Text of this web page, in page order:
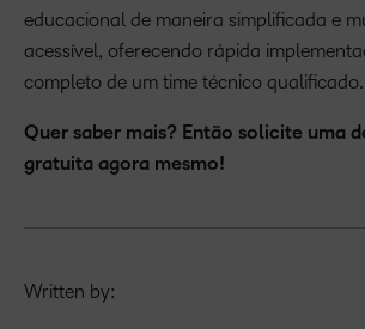
educacional de maneira simplificada e
acessível, oferecendo rápida
completo de um time técnico qualificado.
Quer saber mais? Então solicite uma
gratuita agora mesmo!
Written by: